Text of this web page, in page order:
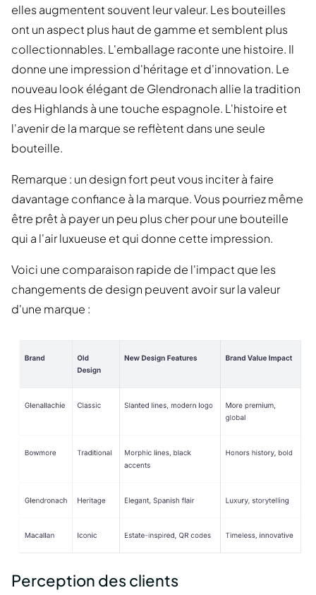
elles augmentent souvent leur valeur. Les bouteilles
ont un aspect plus haut de gamme et semblent plus
collectionnables. L'emballage raconte une histoire. Il
donne une impression d'héritage et d'innovation. Le
nouveau look élégant de Glendronach allie la tradition
des Highlands à une touche espagnole. L'histoire et
l'avenir de la marque se reflètent dans une seule
bouteille.
Remarque : un design fort peut vous inciter à faire
davantage confiance à la marque. Vous pourriez même
être prêt à payer un peu plus cher pour une bouteille
qui a l'air luxueuse et qui donne cette impression.
Voici une comparaison rapide de l'impact que les
changements de design peuvent avoir sur la valeur
d'une marque :
Perception des clients